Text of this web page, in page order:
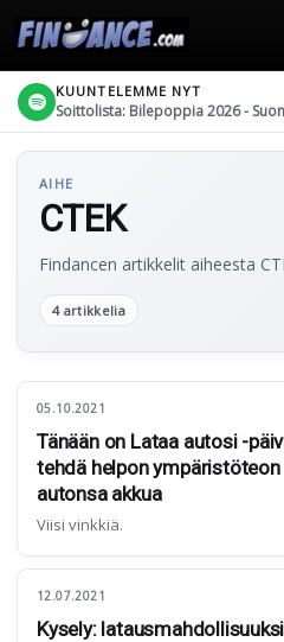
KUUNTELEMME NYT
Soittolista: Bilepoppia 2026 -
AIHE
CTEK
Findancen artikkelit aiheesta
4 artikkelia
05.10.2021
Tänään on Lataa autosi -
tehdä helpon
autonsa akkua
Viisi vinkkiä.
12.07.2021
Kysely: